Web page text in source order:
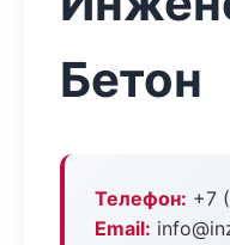
Бетон
Телефон: +7
Email: